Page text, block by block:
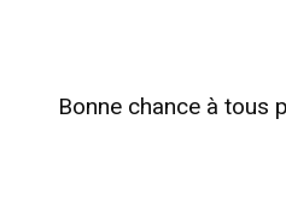
Bonne chance à tous